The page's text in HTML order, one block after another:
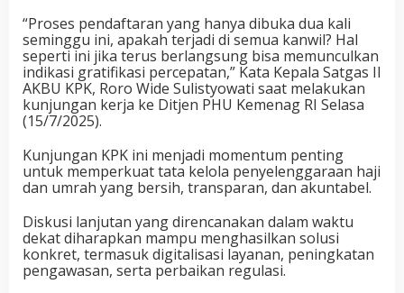
“Proses pendaftaran yang hanya dibuka dua kali
seminggu ini, apakah terjadi di semua kanwil? Hal
seperti ini jika terus berlangsung bisa memunculkan
indikasi gratifikasi percepatan,” Kata Kepala Satgas II
AKBU KPK, Roro Wide Sulistyowati saat melakukan
kunjungan kerja ke Ditjen PHU Kemenag RI Selasa
(15/7/2025).
Kunjungan KPK ini menjadi momentum penting
untuk memperkuat tata kelola penyelenggaraan haji
dan umrah yang bersih, transparan, dan akuntabel.
Diskusi lanjutan yang direncanakan dalam waktu
dekat diharapkan mampu menghasilkan solusi
konkret, termasuk digitalisasi layanan, peningkatan
pengawasan, serta perbaikan regulasi.